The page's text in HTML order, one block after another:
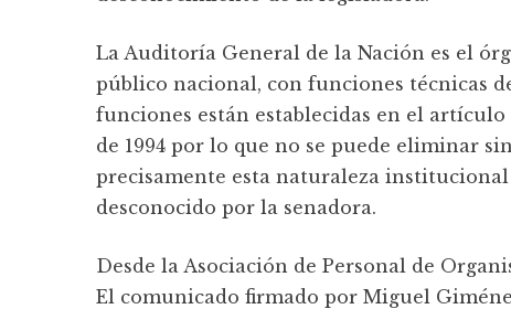
La Auditoría General de la Nación es el
público nacional, con funciones técnicas
funciones están establecidas en el artículo
de 1994 por lo que no se puede eliminar
precisamente esta naturaleza
desconocido por la senadora.
Desde la Asociación de Personal de
El comunicado firmado por Miguel